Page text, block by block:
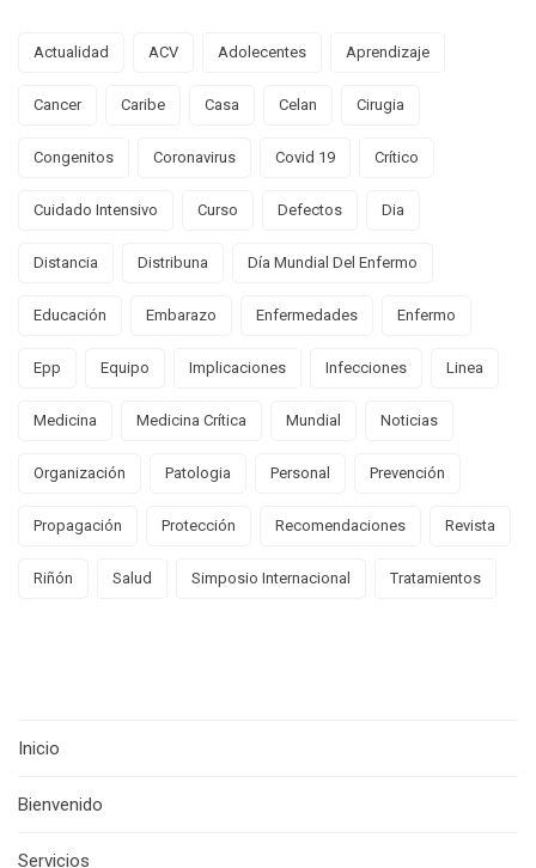
Actualidad ACV Adolecentes Aprendizaje
Cancer Caribe Casa Celan Cirugia
Congenitos Coronavirus Covid 19 Crítico
Cuidado Intensivo Curso Defectos Dia
Distancia Distribuna Día Mundial Del Enfermo
Educación Embarazo Enfermedades Enfermo
Epp Equipo Implicaciones Infecciones Linea
Medicina Medicina Crítica Mundial Noticias
Organización Patologia Personal Prevención
Propagación Protección Recomendaciones Revista
Riñón Salud Simposio Internacional Tratamientos
Inicio
Bienvenido
Servicios